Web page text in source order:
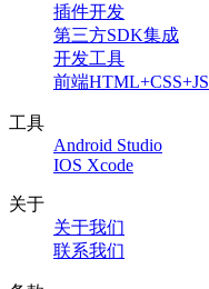
插件开发
第三方SDK集成
开发工具
前端HTML+CSS+JS
工具
Android Studio
IOS Xcode
关于
关于我们
联系我们